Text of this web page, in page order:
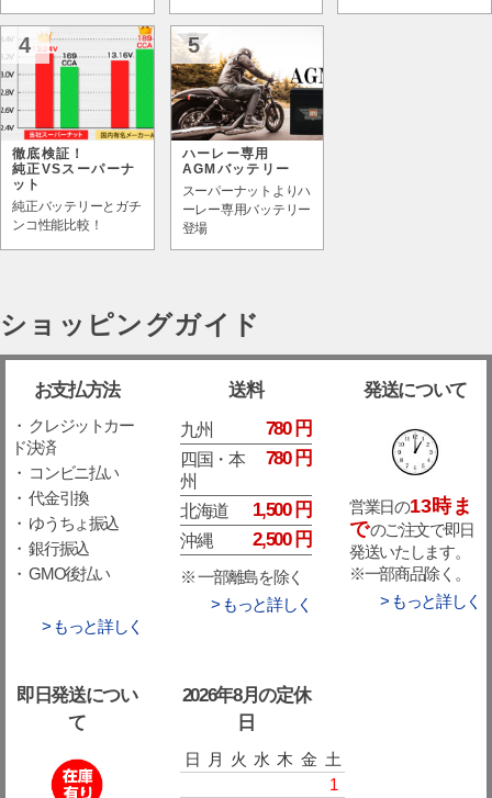
4
徹底検証！
純正VSスーパーナ
ット
純正バッテリーとガチ
ンコ性能比較！
5
ハーレー専用
AGMバッテリー
スーパーナットよりハ
ーレー専用バッテリー
登場
ショッピングガイド
お支払方法
・ クレジットカー
ド決済
・ コンビニ払い
・ 代金引換
・ ゆうちょ振込
・ 銀行振込
・ GMO後払い
> もっと詳しく
送料
九州 780 円
四国・本
州
780 円
北海道 1,500 円
沖縄 2,500 円
※ 一部離島を除く
> もっと詳しく
発送について
営業日の13時ま
でのご注文で即日
発送いたします。
※一部商品除く。
> もっと詳しく
即日発送につい
て
2026年8月の定休
日
日 月 火 水 木 金 土
1